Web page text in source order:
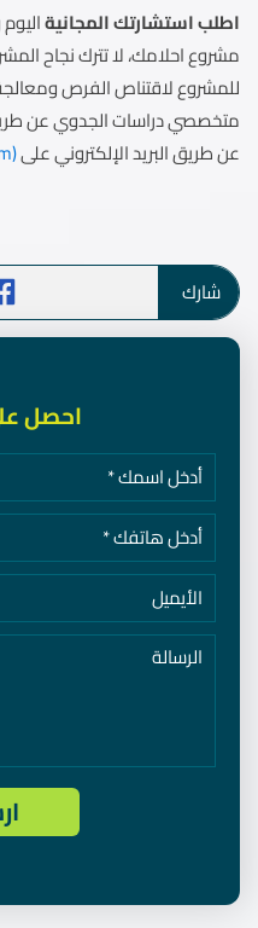
اطلب استشارتك المجانية
مشروع احلامك، لا تترك نجاح
للمشروع لاقتناص الفرص
متخصصي دراسات الجدوي عن
عن طريق البريد الإلكتروني على(
شارك
احصل